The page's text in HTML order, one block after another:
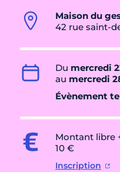
Maison du
42 rue saint-
Du mercredi
au mercredi
Évènement
Montant libre
10 €
Inscription